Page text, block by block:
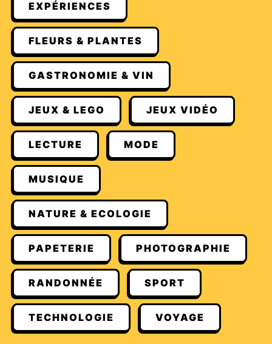
EXPÉRIENCES
FLEURS & PLANTES
GASTRONOMIE & VIN
JEUX & LEGO JEUX VIDÉO
LECTURE MODE
MUSIQUE
NATURE & ECOLOGIE
PAPETERIE PHOTOGRAPHIE
RANDONNÉE SPORT
TECHNOLOGIE VOYAGE